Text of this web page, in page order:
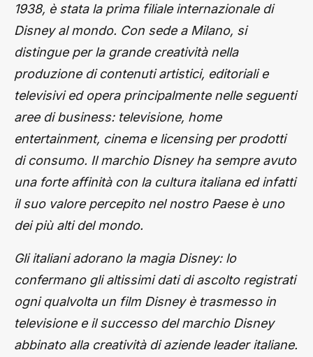
1938, è stata la prima filiale internazionale di
Disney al mondo. Con sede a Milano, si
distingue per la grande creatività nella
produzione di contenuti artistici, editoriali e
televisivi ed opera principalmente nelle seguenti
aree di business: televisione, home
entertainment, cinema e licensing per prodotti
di consumo. Il marchio Disney ha sempre avuto
una forte affinità con la cultura italiana ed infatti
il suo valore percepito nel nostro Paese è uno
dei più alti del mondo.
Gli italiani adorano la magia Disney: lo
confermano gli altissimi dati di ascolto registrati
ogni qualvolta un film Disney è trasmesso in
televisione e il successo del marchio Disney
abbinato alla creatività di aziende leader italiane.